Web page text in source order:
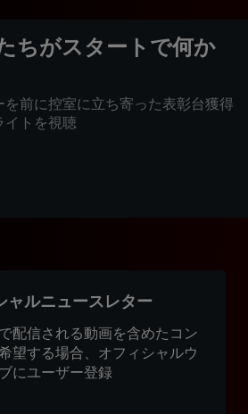
ちがスタートで何か
を前に控室に立ち寄った表彰台獲得
イトを視聴
ャルニュースレター
配信される動画を含めたコン
望する場合、オフィシャルウ
にユーザー登録